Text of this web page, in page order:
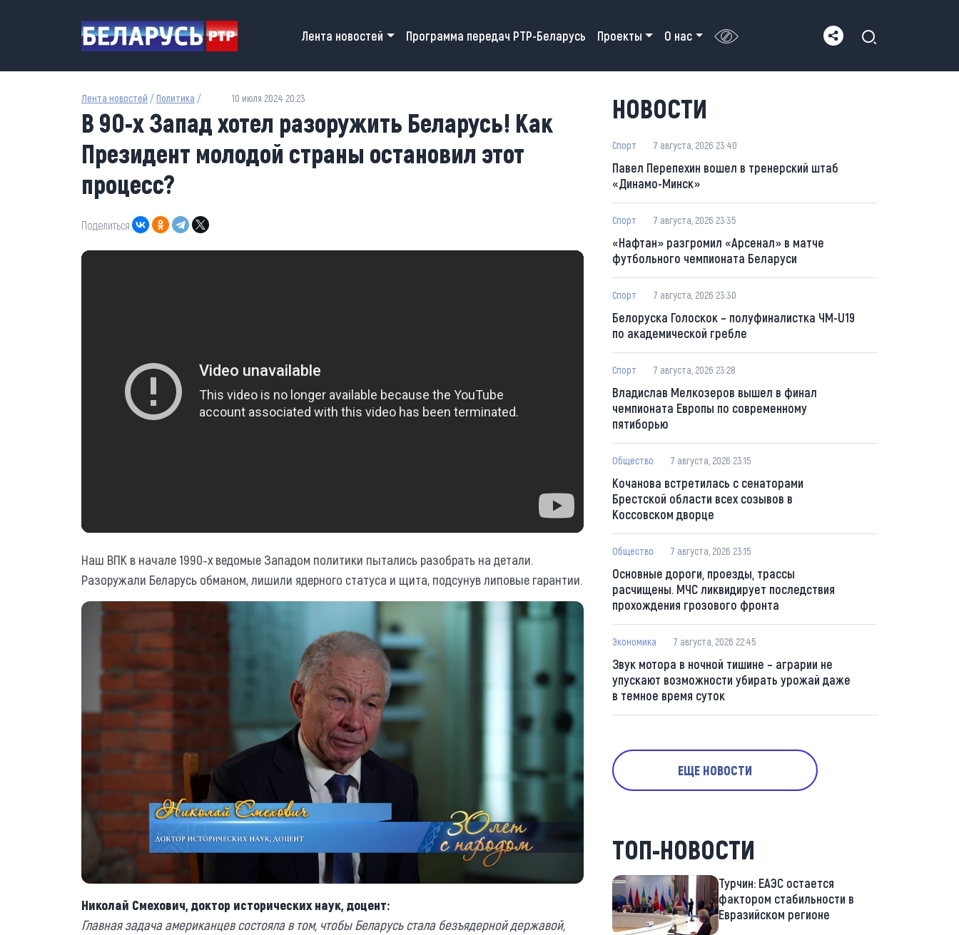
Main navigation
Лента новостей Программа передач РТР-Беларусь Проекты О нас
Лента новостей / Политика / 10 июля 2024 20:23
В 90-х Запад хотел разоружить Беларусь! Как
Президент молодой страны остановил этот
процесс?
Поделиться:
Наш ВПК в начале 1990-х ведомые Западом политики пытались разобрать на детали.
Разоружали Беларусь обманом, лишили ядерного статуса и щита, подсунув липовые гарантии.
Николай Смехович, доктор исторических наук, доцент:
Главная задача американцев состоялав том, чтобыБеларусьстала безъядерной державой,
НОВОСТИ
Спорт 7 августа, 2026 23:40
Павел Перепехин вошел в тренерский штаб
«Динамо-Минск»
Спорт 7 августа, 2026 23:35
«Нафтан» разгромил «Арсенал» в матче
футбольного чемпионата Беларуси
Спорт 7 августа, 2026 23:30
Белоруска Голоскок – полуфиналистка ЧМ-U19
по академической гребле
Спорт 7 августа, 2026 23:28
Владислав Мелкозеров вышел в финал
чемпионата Европы по современному
пятиборью
Общество 7 августа, 2026 23:15
Кочанова встретилась с сенаторами
Брестской области всех созывов в
Коссовском дворце
Общество 7 августа, 2026 23:15
Основные дороги, проезды, трассы
расчищены. МЧС ликвидирует последствия
прохождения грозового фронта
Экономика 7 августа, 2026 22:45
Звук мотора в ночной тишине – аграрии не
упускают возможности убирать урожай даже
в темное время суток
ЕЩЕ НОВОСТИ
ТОП-НОВОСТИ
Турчин: ЕАЭС остается
фактором стабильности в
Евразийском регионе